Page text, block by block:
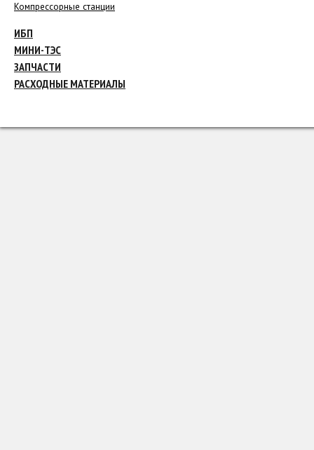
Компрессорные станции
ИБП
МИНИ-ТЭС
ЗАПЧАСТИ
РАСХОДНЫЕ МАТЕРИАЛЫ